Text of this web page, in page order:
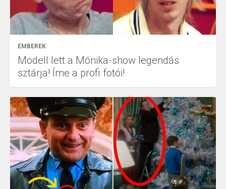
EMBEREK
Modell lett a Mónika-show legendás
sztárja! Íme a profi fotói!